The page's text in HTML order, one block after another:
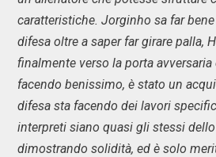
caratteristiche. Jorginho sa far
difesa oltre a saper far girare palla,
finalmente verso la porta avversaria
facendo benissimo, è stato un
difesa sta facendo dei lavori
interpreti siano quasi gli stessi
dimostrando solidità, ed è solo